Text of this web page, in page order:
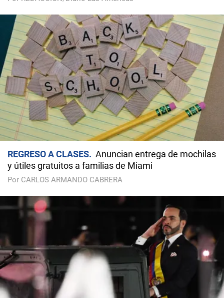
REGRESO A CLASES
Anuncian entrega de mochilas
y útiles gratuitos a familias de Miami
Por CARLOS ARMANDO CABRERA